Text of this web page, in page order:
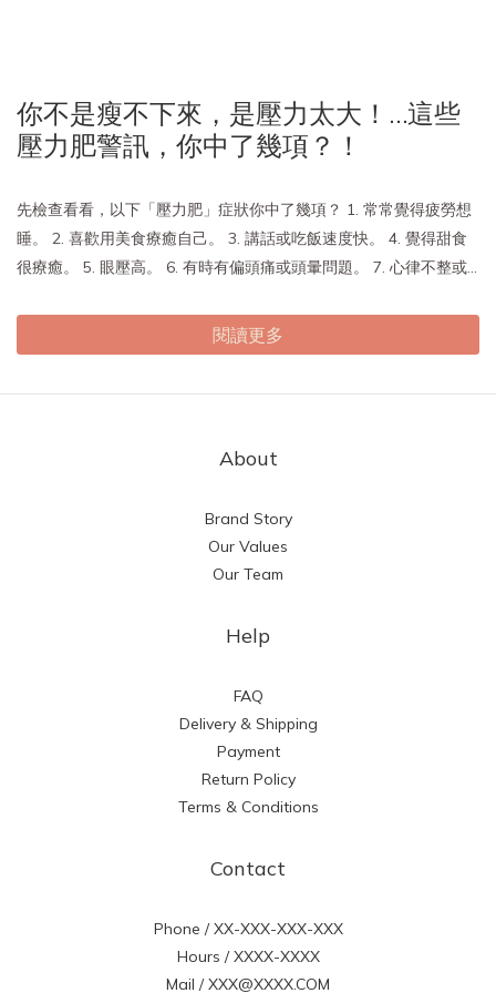
你不是瘦不下來，是壓力太大！…這些
壓力肥警訊，你中了幾項？！
先檢查看看，以下「壓力肥」症狀你中了幾項？ 1. 常常覺得疲勞想
睡。 2. 喜歡用美食療癒自己。 3. 講話或吃飯速度快。 4. 覺得甜食
很療癒。 5. 眼壓高。 6. 有時有偏頭痛或頭暈問題。 7. 心律不整或...
閱讀更多
About
Brand Story
Our Values
Our Team
Help
FAQ
Delivery & Shipping
Payment
Return Policy
Terms & Conditions
Contact
Phone / XX-XXX-XXX-XXX
Hours / XXXX-XXXX
Mail / XXX@XXXX.COM